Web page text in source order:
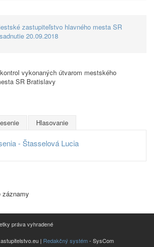
zastupiteľstvo hlavného mesta SR
20.09.2018
vykonaných útvarom mestského
SR Bratislavy
Hlasovanie
- Štasselová Lucia
záznamy
práva vyhradené
| Redakčný systém- SysCom